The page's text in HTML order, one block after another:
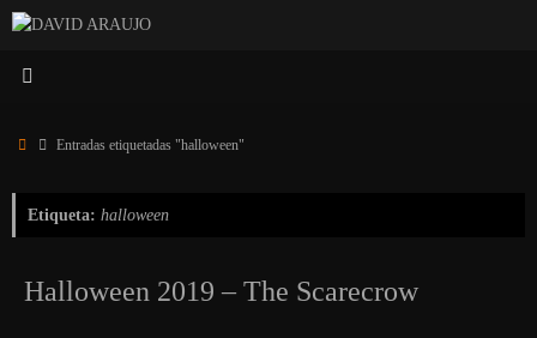
Saltar
contenido
InicioEntradas etiquetadas "halloween"
Etiqueta: halloween
Halloween 2019 – The Scarecrow